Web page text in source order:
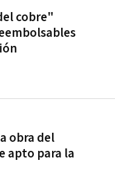
cobre"
obra del
apto para la